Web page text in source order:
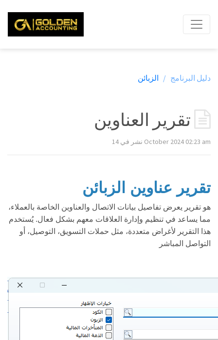
دليل البرنامج / الزبائن
نشر في 14 October 2024 02:23 am
تقرير عناوين الزبائن
هو تقرير يعرض تفاصيل بيانات الاتصال والعناوين الخاصة بالعملاء،
مما يساعد في تنظيم وإدارة العلاقات معهم بشكل فعال. يُستخدم
هذا التقرير لأغراض متعددة، مثل حملات التسويق، التوصيل، أو
التواصل المباشر